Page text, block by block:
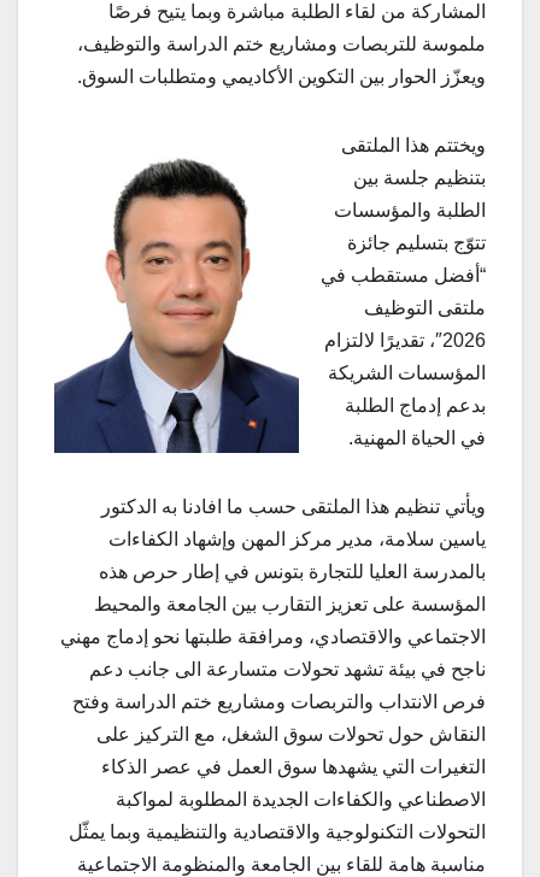
المشاركة من لقاء الطلبة مباشرة وبما يتيح فرصًا
ملموسة للتربصات ومشاريع ختم الدراسة والتوظيف،
ويعزّز الحوار بين التكوين الأكاديمي ومتطلبات السوق.
ويختتم هذا الملتقى
بتنظيم جلسة بين
الطلبة والمؤسسات
تتوّج بتسليم جائزة
“أفضل مستقطب في
ملتقى التوظيف
2026″، تقديرًا لالتزام
المؤسسات الشريكة
بدعم إدماج الطلبة
في الحياة المهنية.
ويأتي تنظيم هذا الملتقى حسب ما افادنا به الدكتور
ياسين سلامة، مدير مركز المهن وإشهاد الكفاءات
بالمدرسة العليا للتجارة بتونس في إطار حرص هذه
المؤسسة على تعزيز التقارب بين الجامعة والمحيط
الاجتماعي والاقتصادي، ومرافقة طلبتها نحو إدماج مهني
ناجح في بيئة تشهد تحولات متسارعة الى جانب دعم
فرص الانتداب والتربصات ومشاريع ختم الدراسة وفتح
النقاش حول تحولات سوق الشغل، مع التركيز على
التغيرات التي يشهدها سوق العمل في عصر الذكاء
الاصطناعي والكفاءات الجديدة المطلوبة لمواكبة
التحولات التكنولوجية والاقتصادية والتنظيمية وبما يمثّل
مناسبة هامة للقاء بين الجامعة والمنظومة الاجتماعية